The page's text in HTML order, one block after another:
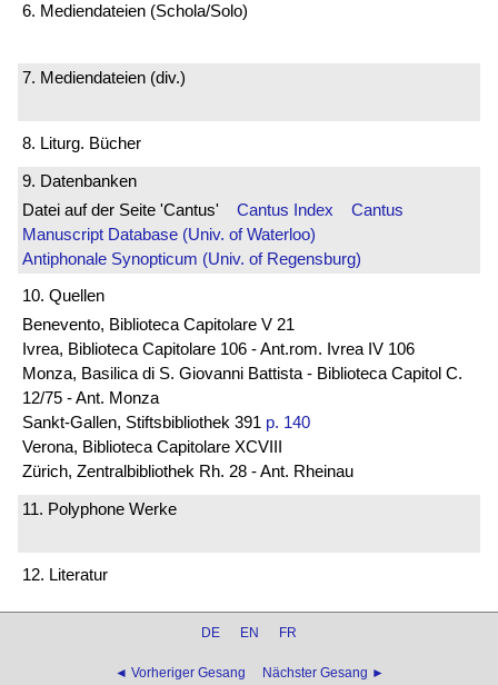
6. Mediendateien (Schola/Solo)
7. Mediendateien (div.)
8. Liturg. Bücher
9. Datenbanken
Datei auf der Seite 'Cantus' Cantus Index
Cantus
Manuscript Database (Univ. of Waterloo)
Antiphonale Synopticum (Univ. of Regensburg)
10. Quellen
Benevento, Biblioteca Capitolare V 21
Ivrea, Biblioteca Capitolare 106 - Ant.rom. Ivrea IV 106
Monza, Basilica di S. Giovanni Battista - Biblioteca Capitol C.
12/75 - Ant. Monza
Sankt-Gallen, Stiftsbibliothek 391 p. 140
Verona, Biblioteca Capitolare XCVIII
Zürich, Zentralbibliothek Rh. 28 - Ant. Rheinau
11. Polyphone Werke
12. Literatur
DE EN FR
◄ Vorheriger Gesang Nächster Gesang ►